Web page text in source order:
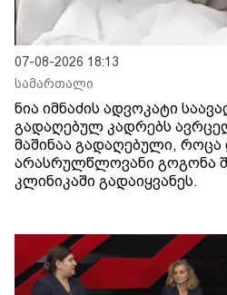
07-08-2026 18:13
სამართალი
ნია იმნაძის ადვოკატი
გადაღებულ კადრებს
მაშინაა გადაღებული, როცა
არასრულწლოვანი გოგონა
კლინიკაში გადაიყვანეს.